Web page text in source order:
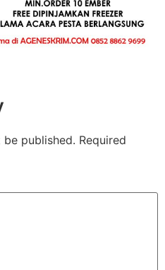
published. Required